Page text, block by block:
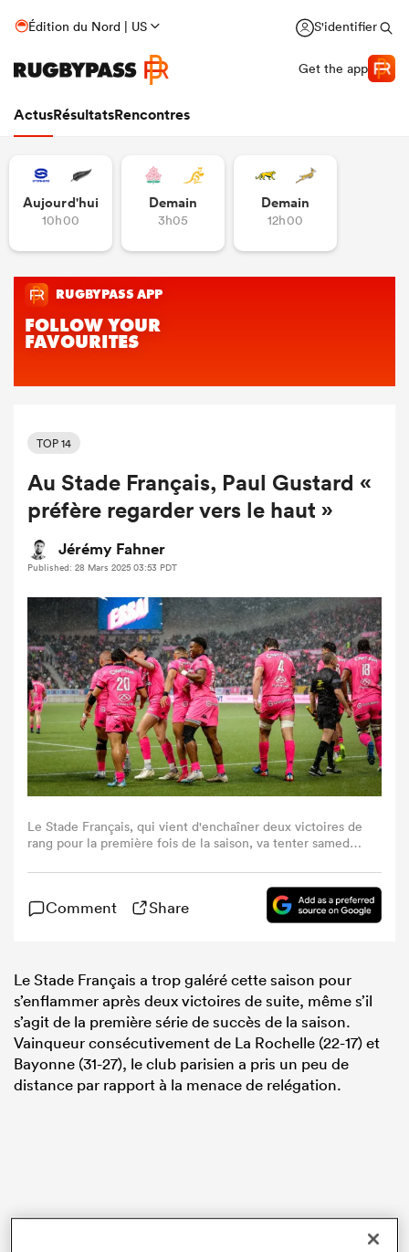
Édition du Nord | US S'identifier
Get the app
ActusRésultatsRencontres
Aujourd'hui
10h00
Demain
3h05
Demain
12h00
TOP 14
Au Stade Français, Paul Gustard «
préfère regarder vers le haut »
Jérémy Fahner
Published: 28 Mars 2025 03:53 PDT
Le Stade Français, qui vient d'enchaîner deux victoires de
rang pour la première fois de la saison, va tenter samedi à
déplacement de l'année. (Photo by GEOFFROY VAN DER
Comment Share
Le Stade Français a trop galéré cette saison pour
s’enflammer après deux victoires de suite, même s’il
s’agit de la première série de succès de la saison.
Vainqueur consécutivement de La Rochelle (22-17) et
Bayonne (31-27), le club parisien a pris un peu de
distance par rapport à la menace de relégation.